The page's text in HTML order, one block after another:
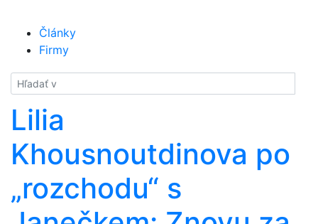
Články
Firmy
Hladať
Lilia
Khousnoutdinova po
„rozchodu“ s